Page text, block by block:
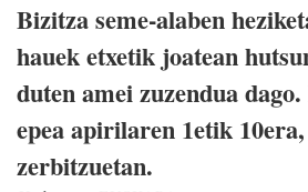
Bizitza seme-alaben
hauek etxetik joatean
duten amei zuzendua
epea apirilaren 1etik
zerbitzuetan.